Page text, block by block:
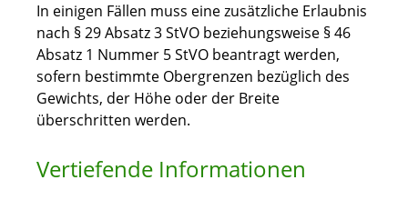
In einigen Fällen muss eine zusätzliche Erlaubnis
nach § 29 Absatz 3 StVO beziehungsweise § 46
Absatz 1 Nummer 5 StVO beantragt werden,
sofern bestimmte Obergrenzen bezüglich des
Gewichts, der Höhe oder der Breite
überschritten werden.
Vertiefende Informationen